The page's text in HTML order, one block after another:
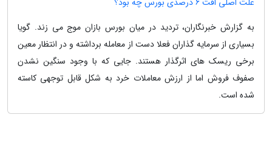
به گزارش خبرنگاران، تردید در میان بورس بازان موج می زند. گویا
بسیاری از سرمایه گذاران فعلا دست از معامله برداشته و در انتظار معین
برخی ریسک های اثرگذار هستند. جایی که با وجود سنگین نشدن
صفوف فروش اما از ارزش معاملات خرد به شکل قابل توجهی کاسته
شده است.